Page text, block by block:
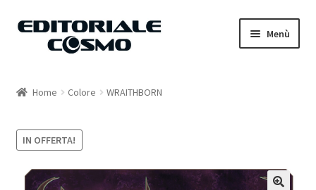
Vai
Vai
Menù
Carrello
Il mio account
Home Colore WRAITHBORN
IN OFFERTA!